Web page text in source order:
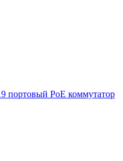
портовый РoЕ коммутатор